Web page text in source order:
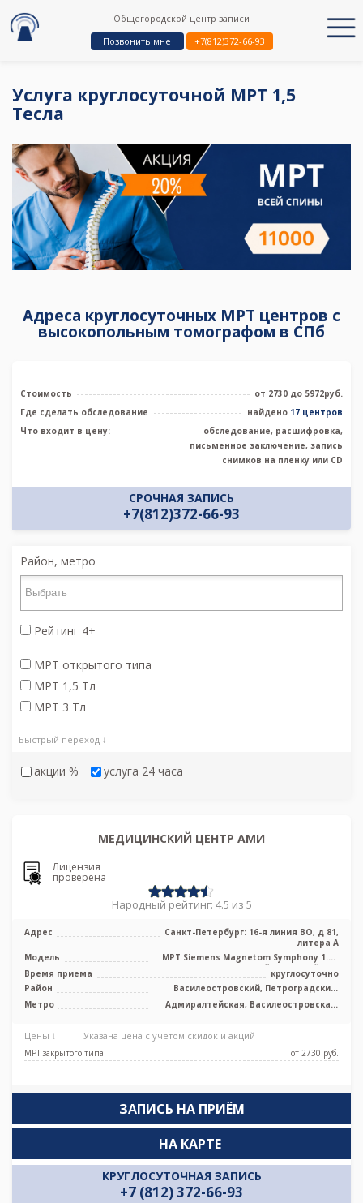
Общегородской центр записи
Позвонить мне
+7(812)372-66-93
Услуга круглосуточной МРТ 1,5
Тесла
Адреса круглосуточных МРТ центров с
высокопольным томографом в СПб
Стоимость
от 2730 до 5972руб.
Где сделать обследование
найдено 17 центров
Что входит в цену:
обследование, расшифровка,
письменное заключение, запись
снимков на пленку или CD
СРОЧНАЯ ЗАПИСЬ
+7(812)372-66-93
Район, метро
Рейтинг 4+
МРТ открытого типа
МРТ 1,5 Тл
МРТ 3 Тл
Быстрый переход ↓
акции % услуга 24 часа
МЕДИЦИНСКИЙ ЦЕНТР АМИ
Лицензия
проверена
Народный рейтинг: 4.5 из 5
Адрес
Санкт-Петербург: 16-я линия ВО, д 81,
литера А
Модель
МРТ Siemens Magnetom Symphony 1.5T
высокопольный закрытый тип
Время приема
круглосуточно
Район
Василеостровский, Петроградский,
Адмиралтейский
Метро
Адмиралтейская, Василеостровская,
Цены ↓ Указана цена с учетом скидок и акций
МРТ закрытого типа от 2730 pуб.
ЗАПИСЬ НА ПРИЁМ
КРУГЛОСУТОЧНАЯ ЗАПИСЬ
+7 (812) 372-66-93
НА КАРТЕ